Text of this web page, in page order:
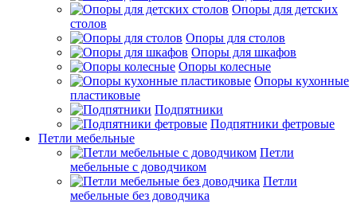
Опоры для детских
столов
Опоры для столов
Опоры для шкафов
Опоры колесные
Опоры кухонные
пластиковые
Подпятники
Подпятники фетровые
Петли мебельные
Петли
мебельные с доводчиком
Петли
мебельные без доводчика